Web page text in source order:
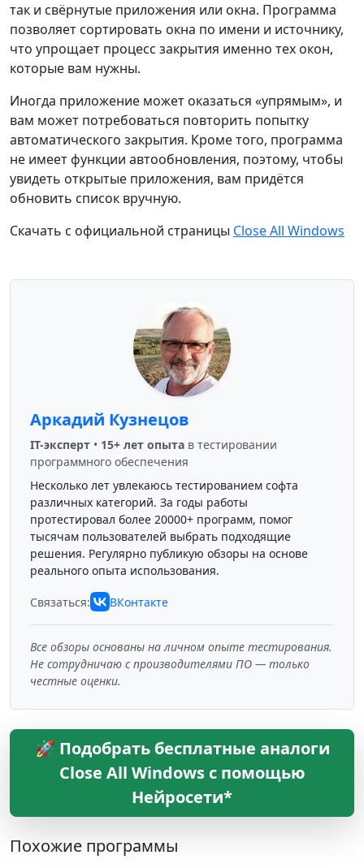
так и свёрнутые приложения или окна. Программа
позволяет сортировать окна по имени и источнику,
что упрощает процесс закрытия именно тех окон,
которые вам нужны.
Иногда приложение может оказаться «упрямым», и
вам может потребоваться повторить попытку
автоматического закрытия. Кроме того, программа
не имеет функции автообновления, поэтому, чтобы
увидеть открытые приложения, вам придётся
обновить список вручную.
Скачать с официальной страницы Close All Windows
Аркадий Кузнецов
IT-эксперт • 15+ лет опыта в тестировании
программного обеспечения
Несколько лет увлекаюсь тестированием софта
различных категорий. За годы работы
протестировал более 20000+ программ, помог
тысячам пользователей выбрать подходящие
решения. Регулярно публикую обзоры на основе
реального опыта использования.
Связаться: ВКонтакте
Все обзоры основаны на личном опыте тестирования.
Не сотрудничаю с производителями ПО — только
честные оценки.
🚀 Подобрать бесплатные аналоги
Close All Windows с помощью
Нейросети*
Похожие программы